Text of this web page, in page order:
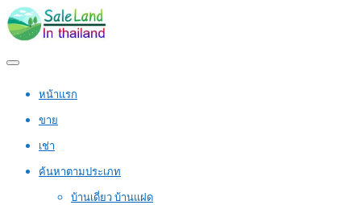
หน้าแรก
ขาย
เช่า
ค้นหาตามประเภท
บ้านเดี่ยว บ้านแฝด